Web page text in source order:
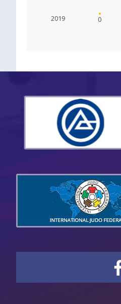
2019 0